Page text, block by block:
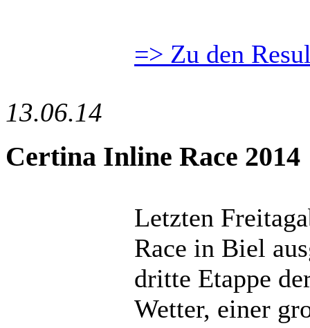
=> Zu den
13.06.14
Certina Inline Race 2014
Letzten
Race in Biel
dritte Etappe
Wetter, einer